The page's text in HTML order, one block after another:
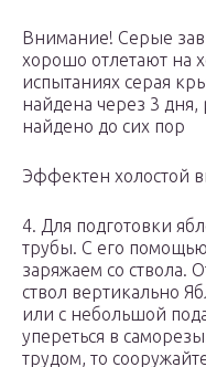
Внимание! Серые
хорошо отлетают на
испытаниях серая
найдена через 3
найдено до сих пор
Эффектен холостой
4. Для подготовки
трубы. С его
заряжаем со ствола.
ствол вертикально
или с небольшой
упереться в
трудом, то